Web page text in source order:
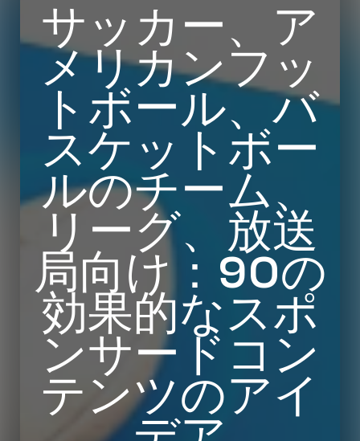
サッカー、ア
メリカンフッ
トボール、バ
スケットボー
ルのチーム、
リーグ、放送
局向け：90の
効果的なスポ
ンサードコン
テンツのアイ